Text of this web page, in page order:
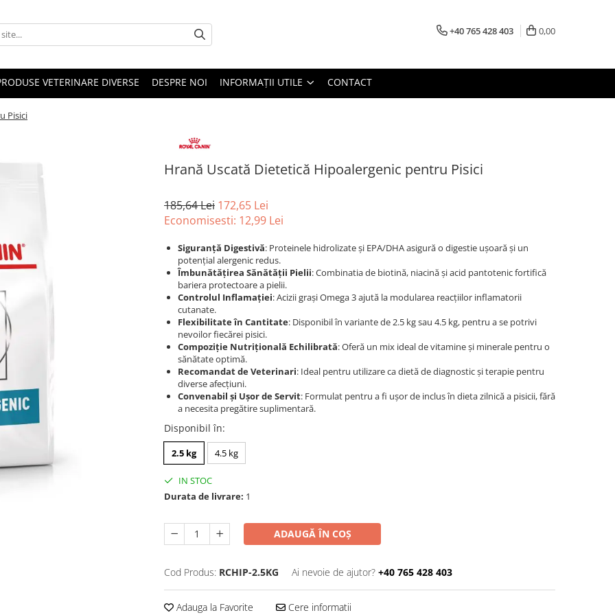
+40 765 428 403 0,00
VETERINARE DIVERSE DESPRE NOI INFORMAȚII UTILE CONTACT
Pisici
Hrană Uscată Dietetică Hipoalergenic pentru Pisici
185,64 Lei 172,65 Lei
Economisesti: 12,99 Lei
Siguranță Digestivă: Proteinele hidrolizate și EPA/DHA asigură o digestie ușoară și un
potențial alergenic redus.
Îmbunătățirea Sănătății Pielii: Combinatia de biotină, niacină și acid pantotenic fortifică
bariera protectoare a pielii.
Controlul Inflamației: Acizii grași Omega 3 ajută la modularea reacțiilor inflamatorii
cutanate.
Flexibilitate în Cantitate: Disponibil în variante de 2.5 kg sau 4.5 kg, pentru a se potrivi
nevoilor fiecărei pisici.
Compoziție Nutrițională Echilibrată: Oferă un mix ideal de vitamine și minerale pentru o
sănătate optimă.
Recomandat de Veterinari: Ideal pentru utilizare ca dietă de diagnostic și terapie pentru
diverse afecțiuni.
Convenabil și Ușor de Servit: Formulat pentru a fi ușor de inclus în dieta zilnică a pisicii, fără
a necesita pregătire suplimentară.
Disponibil în:
2.5 kg 4.5 kg
IN STOC
Durata de livrare: 1
ADAUGĂ ÎN COȘ
Cod Produs: RCHIP-2.5KG Ai nevoie de ajutor? +40 765 428 403
Adauga la Favorite Cere informatii